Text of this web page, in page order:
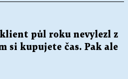
půl roku nevylezl z
si kupujete čas. Pak ale